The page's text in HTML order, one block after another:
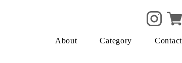
About Category Contact